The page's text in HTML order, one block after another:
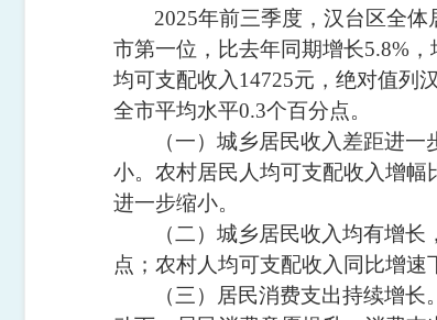
2025年前三季度 ，汉台区全
市第一位，比去年同期增长5.8%
均可支配收入 14725元，绝对值列
全市平均水平0.3个百分点。
（一）城乡居民收入差距进一
小。农村居民人均可支配收入增幅
进一步缩小。
（二）城乡居民收入均有增
点；农村人均可支配收入同比增速
（三）居民消费支出持续增长